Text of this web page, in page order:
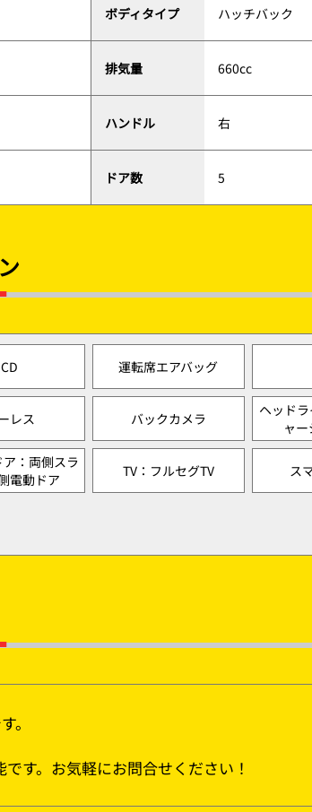
ボディタイプ ハッチバック
排気量 660cc
ハンドル 右
ドア数 5
CD 運転席エアバッグ
レス バックカメラ
ヘッド
ャ
：両側スラ
電動ドア
TV：フルセグTV ス
。
す。お気軽にお問合せください！